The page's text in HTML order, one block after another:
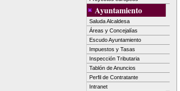
Ayuntamiento
Saluda Alcaldesa
Áreas y Concejalías
Escudo Ayuntamiento
Impuestos y Tasas
Inspección Tributaria
Tablón de Anuncios
Perfil de Contratante
Intranet